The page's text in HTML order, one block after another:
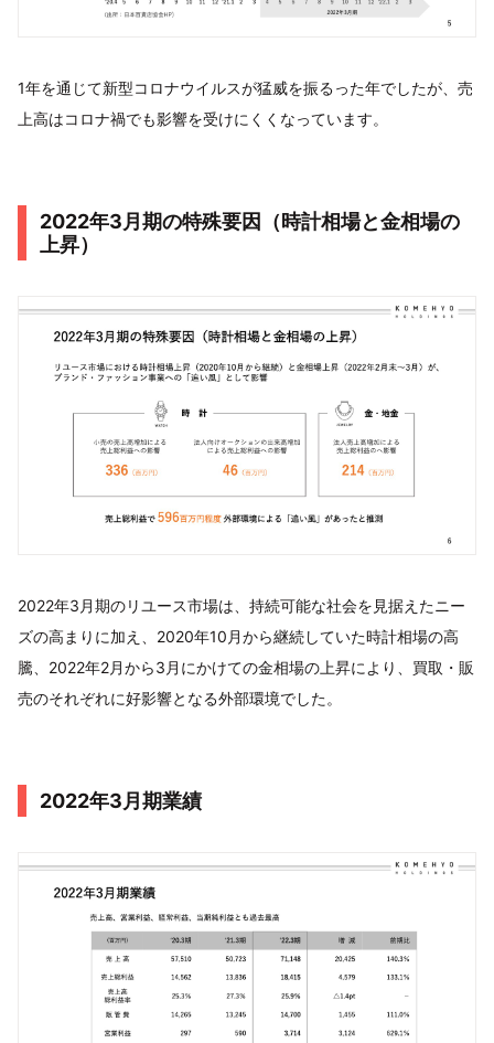
1年を通じて新型コロナウイルスが猛威を振るった年でしたが、売
上高はコロナ禍でも影響を受けにくくなっています。
2022年3月期の特殊要因（時計相場と金相場の
上昇）
2022年3月期のリユース市場は、持続可能な社会を見据えたニー
ズの高まりに加え、2020年10月から継続していた時計相場の高
騰、2022年2月から3月にかけての金相場の上昇により、買取・販
売のそれぞれに好影響となる外部環境でした。
2022年3月期業績